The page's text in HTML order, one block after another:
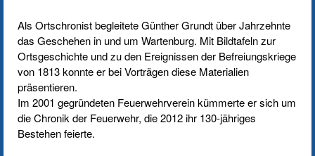
Als Ortschronist begleitete Günther Grundt über Jahrzehnte
das Geschehen in und um Wartenburg. Mit Bildtafeln zur
Ortsgeschichte und zu den Ereignissen der Befreiungskriege
von 1813 konnte er bei Vorträgen diese Materialien
präsentieren.
Im 2001 gegründeten Feuerwehrverein kümmerte er sich um
die Chronik der Feuerwehr, die 2012 ihr 130-jähriges
Bestehen feierte.